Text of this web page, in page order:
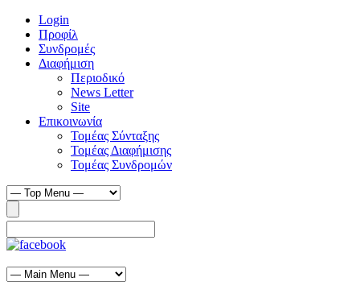
Login
Προφίλ
Συνδρομές
Διαφήμιση
Περιοδικό
News Letter
Site
Επικοινωνία
Τομέας Σύνταξης
Τομέας Διαφήμισης
Τομέας Συνδρομών